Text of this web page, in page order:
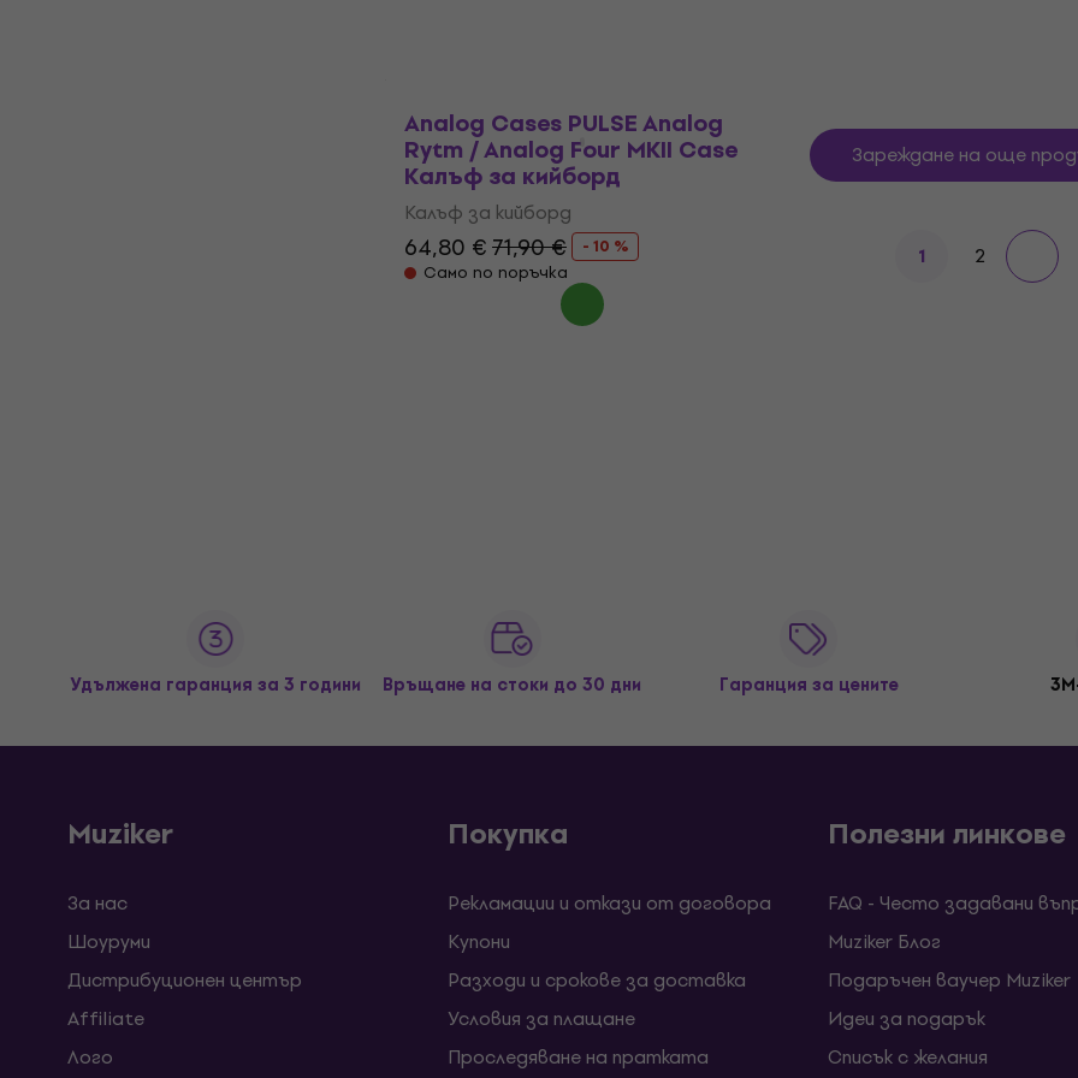
Analog Cases PULSE Analog
Rytm / Analog Four MKII Case
Калъф за кийборд
Калъф за кийборд
64,80 €71,90 €
- 10 %
Само по поръчка
Зареждане на още
1 2
Удължена гаранция за 3 години Връщане на стоки до 30 дни Гаранция за цените
Muziker
За нас
Шоуруми
Дистрибуционен център
Affiliate
Лого
Покупка
Рекламации и откази от договора
Kупони
Разходи и срокове за доставка
Условия за плащане
Проследяване на пратката
Полезни линкове
FAQ - Често задавани
Muziker Блог
Подаръчен ваучер Muziker
Идеи за подарък
Списък с желания